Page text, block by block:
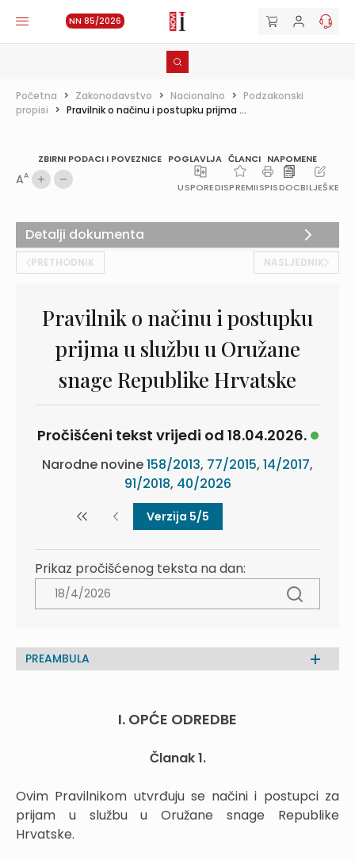
NN 85/2026
Početna > Zakonodavstvo > Nacionalno > Podzakonski
propisi > Pravilnik o načinu i postupku prijma ...
ZBIRNI PODACI I POVEZNICE POGLAVLJA ČLANCI NAPOMENE
AA
USPOREDISPREMIISPISDOCBILJEŠKE
PRETHODNIK NASLJEDNIK
Pravilnik o načinu i postupku
prijma u službu u Oružane
snage Republike Hrvatske
Pročišćeni tekst vrijedi od 18.04.2026.
Narodne novine158/2013, 77/2015, 14/2017,
91/2018, 40/2026
Verzija 5/5
Prikaz pročišćenog teksta na dan:
PREAMBULA
I. OPĆE ODREDBE
Članak 1.
Ovim Pravilnikom utvrđuju se načini i postupci za
prijam u službu u Oružane snage Republike
Hrvatske.
Detalji dokumenta